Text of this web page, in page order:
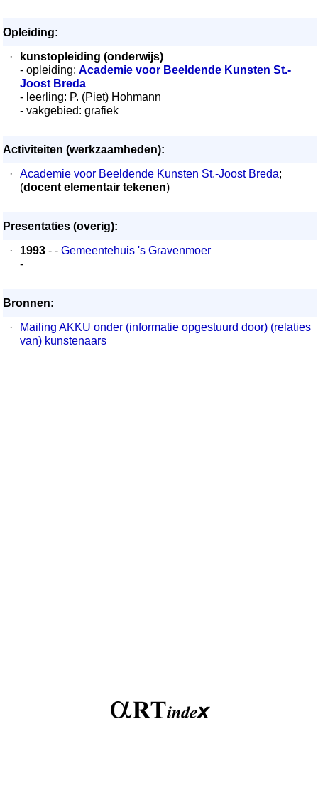
Opleiding:
·
kunstopleiding (onderwijs)
- opleiding: Academie voor Beeldende Kunsten St.-
Joost Breda
- leerling: P. (Piet) Hohmann
- vakgebied: grafiek
Activiteiten (werkzaamheden):
·
Academie voor Beeldende Kunsten St.-Joost Breda;
(docent elementair tekenen)
Presentaties (overig):
·
1993 - - Gemeentehuis 's Gravenmoer
-
Bronnen:
·
Mailing AKKU onder (informatie opgestuurd door) (relaties
van) kunstenaars